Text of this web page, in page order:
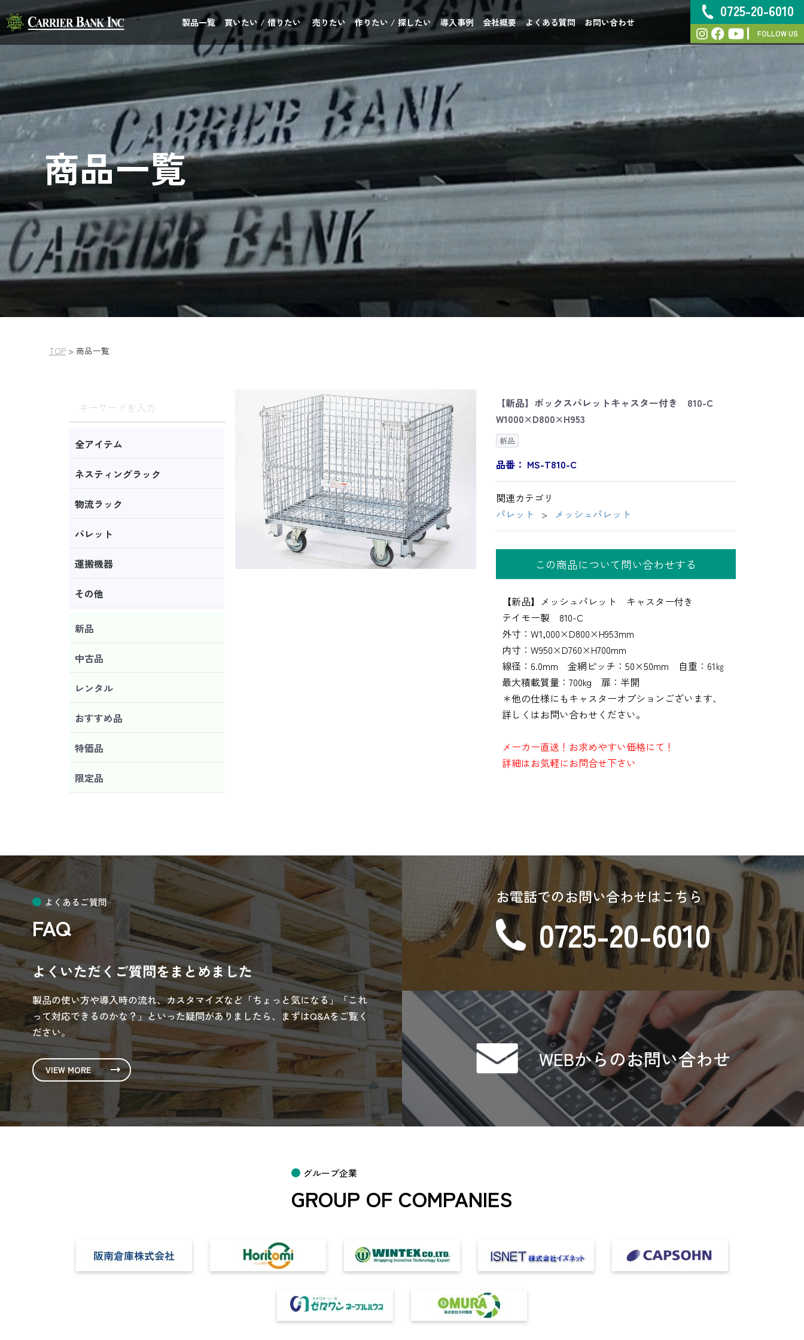
製品一覧 買いたい / 借りたい 売りたい 作りたい / 探したい 導入事例 会社概要 よくある質問 お問い合わせ
0725-20-6010
FOLLOW US
商品一覧
TOP > 商品一覧
全アイテム
ネスティングラック
物流ラック
パレット
運搬機器
その他
新品
中古品
レンタル
おすすめ品
特価品
限定品
【新品】ボックスパレットキャスター付き 810-C
W1000×D800×H953
新品
品番： MS-T810-C
関連カテゴリ
パレット
メッシュパレット
この商品について問い合わせする
【新品】メッシュパレット キャスター付き
テイモー製 810-C
外寸：W1,000×D800×H953mm
内寸：W950×D760×H700mm
線径：6.0mm 金網ピッチ：50×50mm 自重：61㎏
最大積載質量：700kg 扉：半開
＊他の仕様にもキャスターオプションございます、
詳しくはお問い合わせください。
メーカー直送！お求めやすい価格にて！
詳細はお気軽にお問合せ下さい
よくあるご質問
FAQ
よくいただくご質問をまとめました
製品の使い方や導入時の流れ、カスタマイズなど「ちょっと気になる」「これ
って対応できるのかな？」といった疑問がありましたら、まずはQ&Aをご覧く
ださい。
VIEW MORE
お電話でのお問い合わせはこちら
0725-20-6010
WEBからのお問い合わせ
グループ企業
GROUP OF COMPANIES